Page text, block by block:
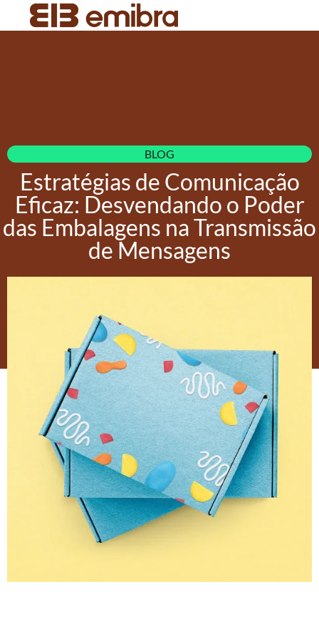
BLOG
Estratégias de Comunicação
Eficaz: Desvendando o Poder
das Embalagens na Transmissão
de Mensagens